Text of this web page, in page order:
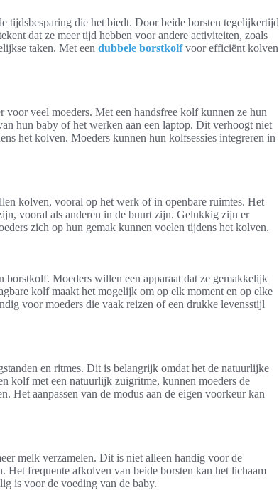
tijdsbesparing die het biedt. Door beide borsten tegelijkertijd
dat ze meer tijd hebben voor andere activiteiten, zoals
taken. Met een dubbele borstkolfvoor efficiënt kolven
veel moeders. Met een handsfree kolf kunnen ze hun
hun baby of het werken aan een laptop. Dit verhoogt niet
het kolven. Moeders kunnen hun kolfsessies integreren in
kolven, vooral op het werk of in openbare ruimtes. Het
vooral als anderen in de buurt zijn. Gelukkig zijn er
zich op hun gemak kunnen voelen tijdens het kolven.
borstkolf. Moeders willen een apparaat dat ze gemakkelijk
kolf maakt het mogelijk om op elk moment en op elke
voor moeders die vaak reizen of een drukke levensstijl
en ritmes. Dit is belangrijk omdat het de natuurlijke
kolf met een natuurlijk zuigritme, kunnen moeders de
Het aanpassen van de modus aan de eigen voorkeur kan
melk verzamelen. Dit is niet alleen handig voor de
Het frequente afkolven van beide borsten kan het lichaam
is voor de voeding van de baby.